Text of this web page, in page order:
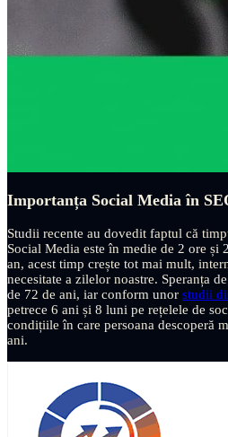
Importanța Social Media în
Studii recente au dovedit faptul că
Social Media este în medie de 2 ore și
an, acest timp crește tot mai mult,
necesitate a zilelor noastre. Speranța
de 72 de ani, iar conform unor studii
petrece 6 ani și 8 luni pe rețelele de
condițiile în care persoana descoperă
ani.